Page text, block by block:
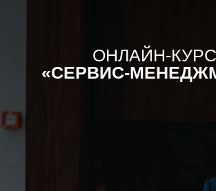
ОНЛАЙН-КУРС
«СЕРВИС-